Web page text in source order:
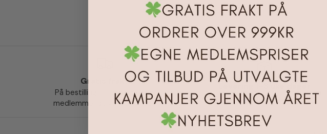
Gratis frakt
På bestillinger over 999,- for
medlemmer av kundeklubben
Levering 1-3 uke dager
Alt på lager i Norger